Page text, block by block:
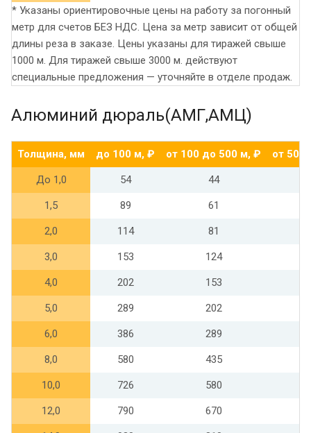
* Указаны ориентировочные цены на работу за погонный
метр для счетов БЕЗ НДС. Цена за метр зависит от общей
длины реза в заказе. Цены указаны для тиражей свыше
1000 м. Для тиражей свыше 3000 м. действуют
специальные предложения — уточняйте в отделе продаж.
Алюминий дюраль(АМГ,АМЦ)
Толщина, мм до 100 м, ₽ от 100 до 500 м, ₽ от 500
До 1,0 54 44
1,5 89 61
2,0 114 81
3,0 153 124
4,0 202 153
5,0 289 202
6,0 386 289
8,0 580 435
10,0 726 580
12,0 790 670